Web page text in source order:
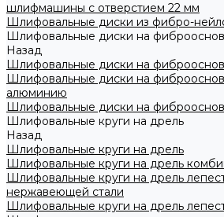
шлифмашины с отверстием 22 мм
Шлифовальные диски из фибро-
Шлифовальные диски на
Назад
Шлифовальные диски на
Шлифовальные диски на
алюминию
Шлифовальные диски на
Шлифовальные круги на дрель
Назад
Шлифовальные круги на дрель
Шлифовальные круги на дрель
Шлифовальные круги на дрель
нержавеющей стали
Шлифовальные круги на дрель